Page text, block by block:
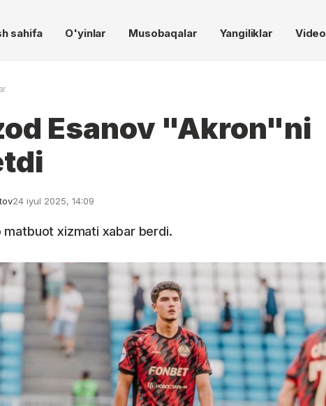
sahifa O'yinlar Musobaqalar Yangiliklar Video
Esanov "Akron"ni
24 iyul 2025, 14:09
matbuot xizmati xabar berdi.